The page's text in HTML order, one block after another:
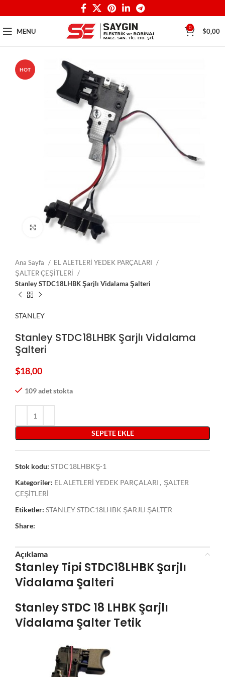
MENU 0 $0,00
HOT
Click to enlarge
Ana Sayfa
EL ALETLERİ YEDEK PARÇALARI
ŞALTER ÇEŞİTLERİ
Stanley STDC18LHBK Şarjlı Vidalama Şalteri
STANLEY
Stanley STDC18LHBK Şarjlı Vidalama
Şalteri
$18,00
109 adet stokta
SEPETE EKLE
Stok kodu: STDC18LHBKŞ-1
Kategoriler: EL ALETLERİ YEDEK PARÇALARI , ŞALTER
ÇEŞİTLERİ
Etiketler: STANLEY STDC18LHBK ŞARJLI ŞALTER
Share:
Açıklama
Stanley Tipi STDC18LHBK Şarjlı
Vidalama Şalteri
Stanley STDC 18 LHBK Şarjlı
Vidalama Şalter Tetik